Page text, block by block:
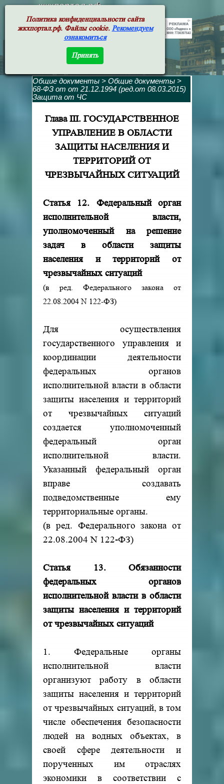
жкхпортал.рф
Общие документы > Общие документы >
68-ФЗ от от 21.12.1994 (ред.от 08.03.2015)
Защита от ЧС
Глава III. ГОСУДАРСТВЕННОЕ
УПРАВЛЕНИЕ В ОБЛАСТИ
ЗАЩИТЫ НАСЕЛЕНИЯ И
ТЕРРИТОРИЙ ОТ
ЧРЕЗВЫЧАЙНЫХ СИТУАЦИЙ
Статья 12. Федеральный орган
исполнительной власти,
уполномоченный на решение
задач в области защиты
населения и территорий от
чрезвычайных ситуаций
(в ред. Федерального закона от
22.08.2004 N 122-ФЗ)
Для осуществления
государственного управления и
координации деятельности
федеральных органов
исполнительной власти в области
защиты населения и территорий
от чрезвычайных ситуаций
создается уполномоченный
федеральный орган
исполнительной власти.
Указанный федеральный орган
вправе создавать
подведомственные ему
территориальные органы.
(в ред. Федерального закона от
22.08.2004 N 122-ФЗ)
Статья 13. Обязанности
федеральных органов
исполнительной власти в области
защиты населения и территорий
от чрезвычайных ситуаций
1. Федеральные органы
исполнительной власти
организуют работу в области
защиты населения и территорий
от чрезвычайных ситуаций, в том
числе обеспечения безопасности
людей на водных объектах, в
своей сфере деятельности и
порученных им отраслях
экономики в соответствии с
Политика конфиденциальности сайта
жкхпортал.рф. Файлы cookie. Рекомендуем
ознакомиться
Принять